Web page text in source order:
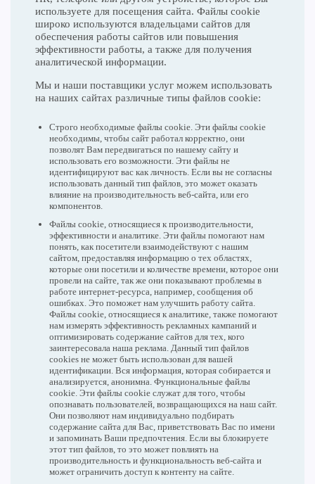
используете для посещения сайта. Файлы cookie
широко используются владельцами сайтов для
обеспечения работы сайтов или повышения
эффективности работы, а также для получения
аналитической информации.
Мы и наши поставщики услуг можем использовать
на наших сайтах различные типы файлов cookie:
Строго необходимые файлы cookie. Эти файлы cookie
необходимы, чтобы сайт работал корректно, они
позволят Вам передвигаться по нашему сайту и
использовать его возможности. Эти файлы не
идентифицируют вас как личность. Если вы не согласны
использовать данный тип файлов, это может оказать
влияние на производительность веб-сайта, или его
компонентов.
Файлы cookie, относящиеся к производительности,
эффективности и аналитике. Эти файлы помогают нам
понять, как посетители взаимодействуют с нашим
сайтом, предоставляя информацию о тех областях,
которые они посетили и количестве времени, которое они
провели на сайте, так же они показывают проблемы в
работе интернет-ресурса, например, сообщения об
ошибках. Это поможет нам улучшить работу сайта.
Файлы cookie, относящиеся к аналитике, также помогают
нам измерять эффективность рекламных кампаний и
оптимизировать содержание сайтов для тех, кого
заинтересовала наша реклама. Данный тип файлов
cookies не может быть использован для вашей
идентификации. Вся информация, которая собирается и
анализируется, анонимна. Функциональные файлы
cookie. Эти файлы cookie служат для того, чтобы
опознавать пользователей, возвращающихся на наш сайт.
Они позволяют нам индивидуально подбирать
содержание сайта для Вас, приветствовать Вас по имени
и запоминать Ваши предпочтения. Если вы блокируете
этот тип файлов, то это может повлиять на
производительность и функциональность веб-сайта и
может ограничить доступ к контенту на сайте.